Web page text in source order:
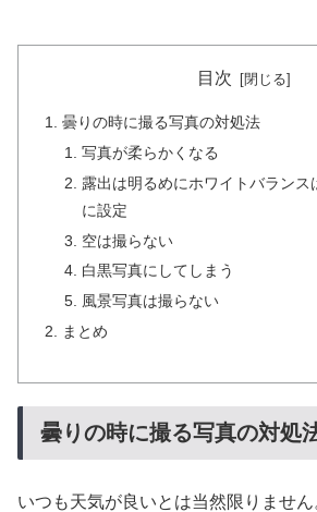
目次
曇りの時に撮る写真の対処法
写真が柔らかくなる
露出は明るめにホワイトバランス
に設定
空は撮らない
白黒写真にしてしまう
風景写真は撮らない
まとめ
曇りの時に撮る写真の対処
いつも天気が良いとは当然限りませ